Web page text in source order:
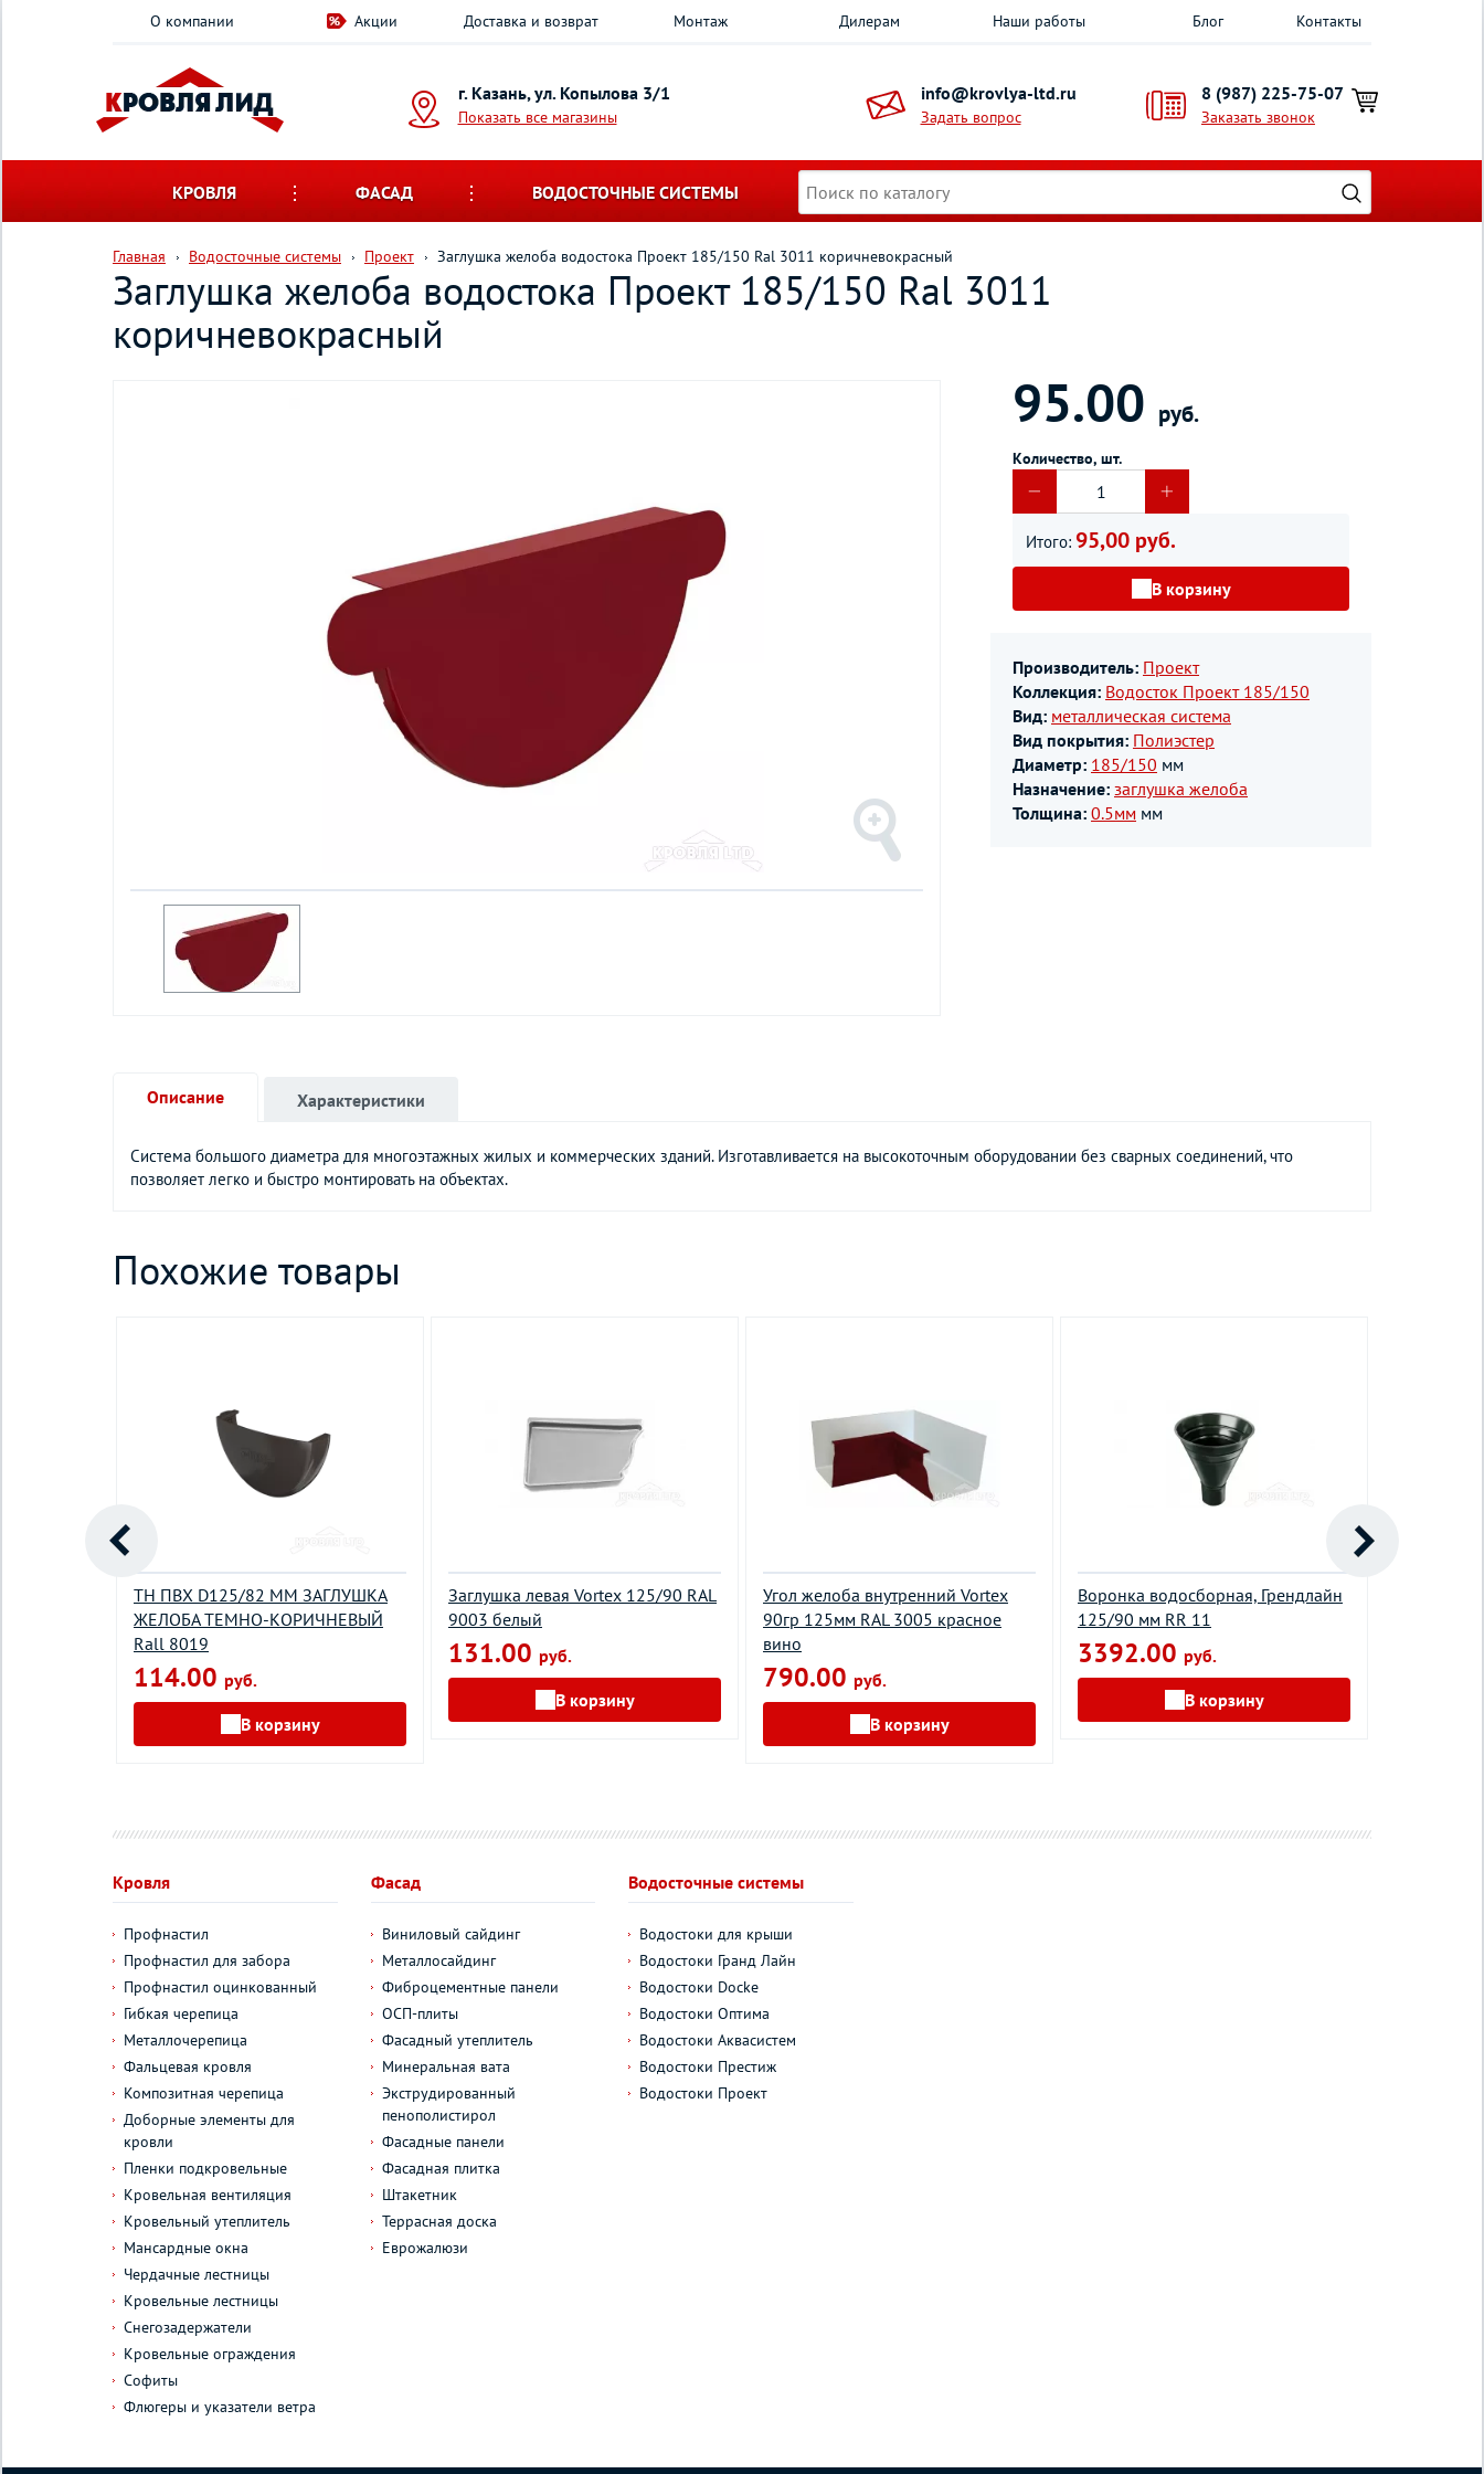
О компании Акции Доставка и возврат Монтаж Дилерам Наши работы Блог Контакты
г. Казань, ул. Копылова 3/1
Показать все магазины
info@krovlya-ltd.ru
Задать вопрос
8 (987) 225-75-07
Заказать звонок
КРОВЛЯ ФАСАД ВОДОСТОЧНЫЕ СИСТЕМЫ
Главная Водосточные системы Проект Заглушка желоба водостока Проект 185/150 Ral 3011 коричневокрасный
Заглушка желоба водостока Проект 185/150 Ral 3011
коричневокрасный
95.00 руб.
Количество, шт.
Итого: 95,00 руб.
В корзину
Производитель: Проект
Коллекция: Водосток Проект 185/150
Вид: металлическая система
Вид покрытия: Полиэстер
Диаметр: 185/150 мм
Назначение: заглушка желоба
Толщина: 0.5мм мм
Описание
Система большого диаметра для многоэтажных жилых и коммерческих зданий. Изготавливается на высокоточным оборудовании без сварных соединений, что
позволяет легко и быстро монтировать на объектах.
Характеристики
Похожие товары
ТН ПВХ D125/82 ММ ЗАГЛУШКА
ЖЕЛОБА ТЕМНО-КОРИЧНЕВЫЙ
Rall 8019
114.00 руб.
В корзину
Заглушка левая Vortex 125/90 RAL
9003 белый
131.00 руб.
В корзину
Угол желоба внутренний Vortex
90гр 125мм RAL 3005 красное
вино
790.00 руб.
В корзину
Воронка водосборная, Грендлайн
125/90 мм RR 11
3392.00 руб.
В корзину
Кровля
Профнастил
Профнастил для забора
Профнастил оцинкованный
Гибкая черепица
Металлочерепица
Фальцевая кровля
Композитная черепица
Доборные элементы для
кровли
Пленки подкровельные
Кровельная вентиляция
Кровельный утеплитель
Мансардные окна
Чердачные лестницы
Кровельные лестницы
Снегозадержатели
Кровельные ограждения
Софиты
Флюгеры и указатели ветра
Фасад
Виниловый сайдинг
Металлосайдинг
Фиброцементные панели
ОСП-плиты
Фасадный утеплитель
Минеральная вата
Экструдированный
пенополистирол
Фасадные панели
Фасадная плитка
Штакетник
Террасная доска
Еврожалюзи
Водосточные системы
Водостоки для крыши
Водостоки Гранд Лайн
Водостоки Docke
Водостоки Оптима
Водостоки Аквасистем
Водостоки Престиж
Водостоки Проект